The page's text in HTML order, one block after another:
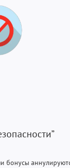
бонусы